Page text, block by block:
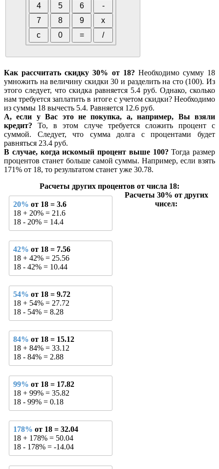
Как рассчитать скидку 30% от 18? Необходимо сумму 18
умножить на величину скидки 30 и разделить на сто (100). Из
этого следует, что скидка равняется 5.4 руб. Однако, сколько
нам требуется заплатить в итоге с учетом скидки? Необходимо
из суммы 18 вычесть 5.4. Равняется 12.6 руб.
А, если у Вас это не покупка, а, например, Вы взяли
кредит? То, в этом случе требуется сложить процент с
суммой. Следует, что сумма долга с процентами будет
равняться 23.4 руб.
В случае, когда искомый процент выше 100? Тогда размер
процентов станет больше самой суммы. Например, если взять
171% от 18, то результатом станет уже 30.78.
Расчеты других процентов от числа 18:
20% от 18 = 3.6
18 + 20% = 21.6
18 - 20% = 14.4
42% от 18 = 7.56
18 + 42% = 25.56
18 - 42% = 10.44
54% от 18 = 9.72
18 + 54% = 27.72
18 - 54% = 8.28
84% от 18 = 15.12
18 + 84% = 33.12
18 - 84% = 2.88
99% от 18 = 17.82
18 + 99% = 35.82
18 - 99% = 0.18
178% от 18 = 32.04
18 + 178% = 50.04
18 - 178% = -14.04
Расчеты 30% от других
чисел: